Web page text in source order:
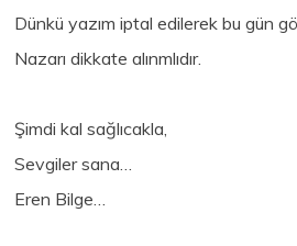
Dünkü yazım iptal edilerek bu gün
Nazarı dikkate alınmlıdır.
Şimdi kal sağlıcakla,
Sevgiler sana…
Eren Bilge…